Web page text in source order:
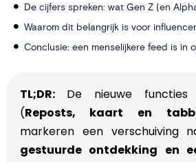
De cijfers spreken: wat Gen Z (en
Waarom dit belangrijk is voor
Conclusie: een menselijkere feed is in
TL;DR:De nieuwe functies
(Reposts, kaart en
markeren een verschuiving
gestuurde ontdekking en